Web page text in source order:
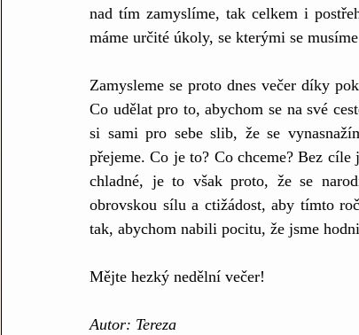
nad tím zamyslíme, tak celkem i
máme určité úkoly, se kterými se
Zamysleme se proto dnes večer díky
Co udělat pro to, abychom se na své
si sami pro sebe slib, že se
přejeme. Co je to? Co chceme? Bez
chladné, je to však proto, že se
obrovskou sílu a ctižádost, aby tímto
tak, abychom nabili pocitu, že jsme
Mějte hezký nedělní večer!
Autor: Tereza